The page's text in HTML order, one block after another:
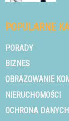
POPULARNE
PORADY
BIZNES
OBRAZOWANIE
NIERUCHOMOŚCI
OCHRONA